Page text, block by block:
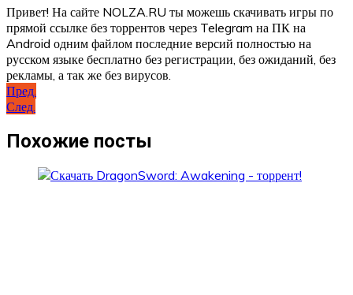
Привет! На сайте NOLZA.RU ты можешь скачивать игры по
прямой ссылке без торрентов через Telegram на ПК на
Android одним файлом последние версий полностью на
русском языке бесплатно без регистрации, без ожиданий, без
рекламы, а так же без вирусов.
Навигация
по
записям
Пред.
След.
Похожие посты